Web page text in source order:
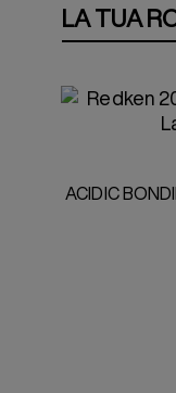
LA TUA
ACIDIC